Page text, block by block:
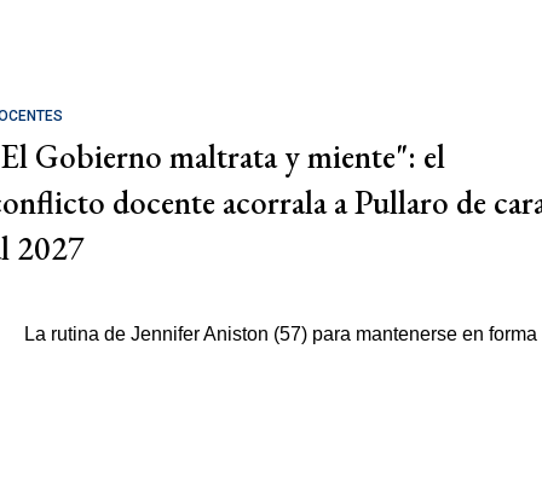
Gobierno maltrata y miente": el
docente acorrala a Pullaro de
2027